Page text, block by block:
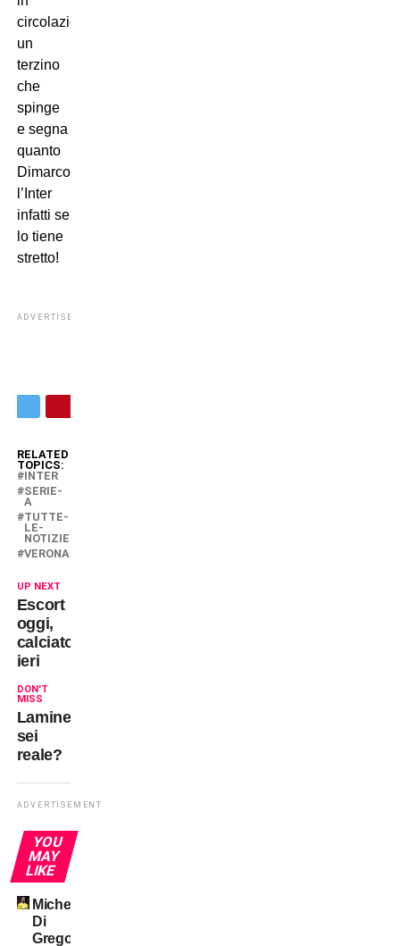
circolazione
un
terzino
che
spinge
e segna
quanto
Dimarco,
l’Inter
infatti se
lo tiene
stretto!
ADVERTISEMENT
RELATED
TOPICS:
INTER
SERIE-
A
TUTTE-
LE-
NOTIZIE
VERONA
UP NEXT
Escort
oggi,
calciatore
ieri
DON'T
MISS
Lamine
sei
reale?
ADVERTISEMENT
YOU
MAY
LIKE
Michele
Di
Gregorio: